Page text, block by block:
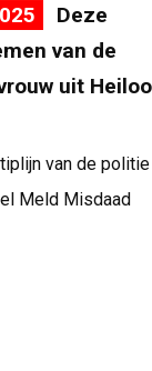
Deze
van de
uit
van de politie
Meld Misdaad